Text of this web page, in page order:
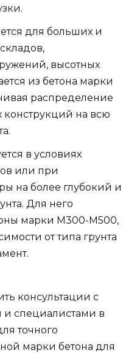
для больших и
высотных
из бетона марки
распределение
конструкций на всю
в условиях
или при
на более глубокий и
Для него
марки M300-M500,
от типа грунта
консультации с
специалистами в
точного
марки бетона для